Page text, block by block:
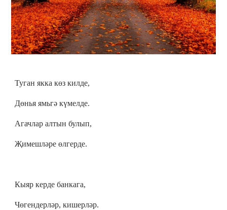
Туган якка көз килде,
Дөнья ямьгә күмелде.
Агачлар алтын булып,
Җимешләре өлгерде.
Кыяр керде банкага,
Чөгендерләр, кишерләр.